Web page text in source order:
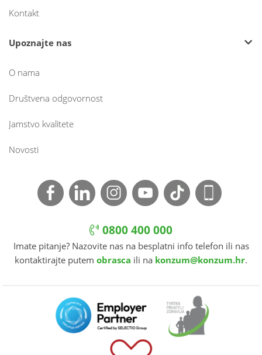
Kontakt
Upoznajte nas
O nama
Društvena odgovornost
Jamstvo kvalitete
Novosti
0800 400 000
Imate pitanje? Nazovite nas na besplatni info telefon ili nas
kontaktirajte putem obrasca ili na konzum@konzum.hr.